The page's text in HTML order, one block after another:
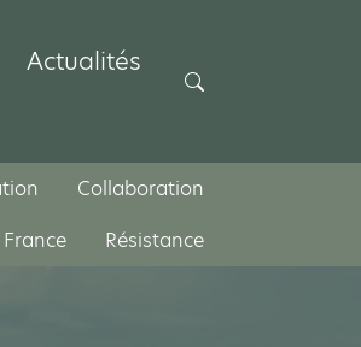
Actualités
Rechercher
Collaboration
Résistance